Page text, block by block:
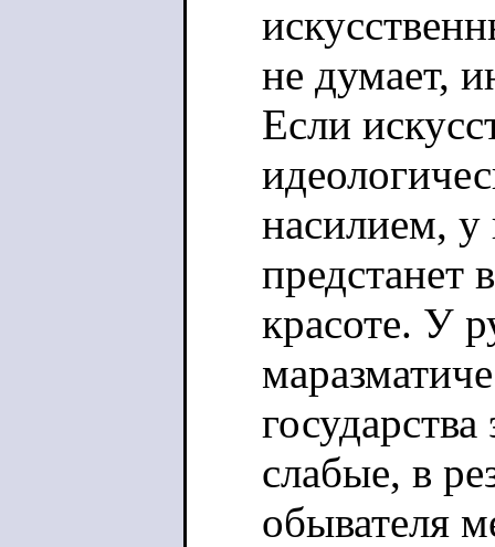
не думает,
Если
насилием, у
предстанет
красоте. У
слабые, в
обывателя